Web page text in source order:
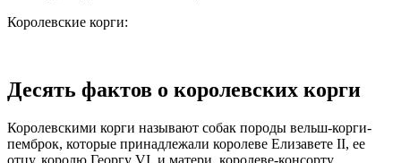
Королевские корги:
Десять фактов о королевских корги
Королевскими корги называют собак породы вельш-корги-
пемброк, которые принадлежали королеве Елизавете II, ее